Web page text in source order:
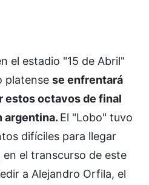
el estadio "15 de Abril"
platense se enfrentará
estos octavos de final
argentina. El "Lobo" tuvo
difíciles para llegar
el transcurso de este
a Alejandro Orfila, el